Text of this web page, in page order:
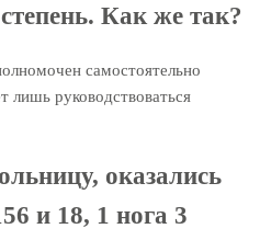
Как же так?
самостоятельно
лишь руководствоваться
оказались
и 18, 1 нога 3